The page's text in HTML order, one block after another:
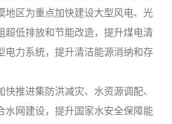
地区为重点加快建设大型风电、光
超低排放和节能改造，提升煤电清
电力系统，提升清洁能源消纳和存
推进集防洪减灾、水资源调配、
水网建设，提升国家水安全保障能